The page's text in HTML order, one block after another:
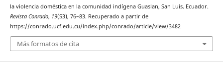
la violencia doméstica en la comunidad indígena Guaslan, San Luis. Ecuador.
Revista Conrado, 19(S3), 76–83. Recuperado a partir de
https://conrado.ucf.edu.cu/index.php/conrado/article/view/3482
Más formatos de cita